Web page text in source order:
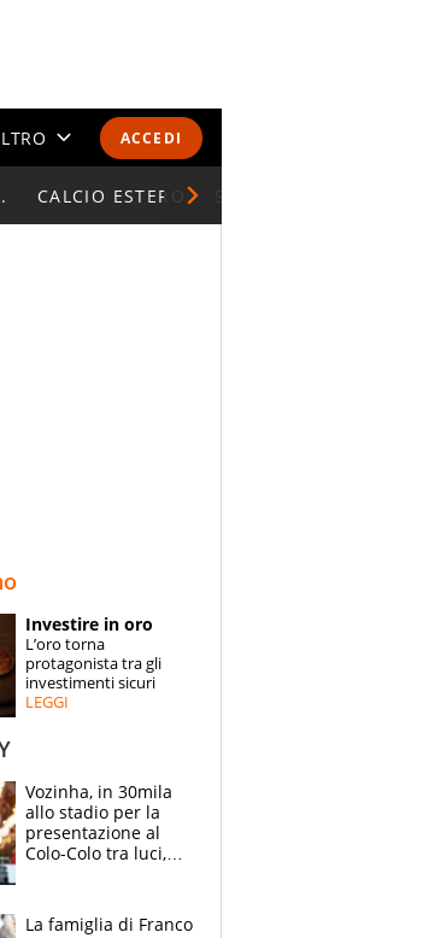
ACCEDI
CALENDARI E CLASSIFICHE
CALCIO ESTERO
Investire in oro
L’oro torna
protagonista tra gli
investimenti sicuri
LEGGI
Vozinha, in 30mila
allo stadio per la
presentazione al
Colo-Colo tra luci,
La famiglia di Franco